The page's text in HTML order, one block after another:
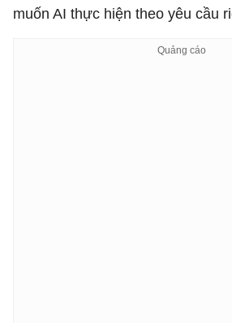
muốn AI thực hiện theo yêu cầu